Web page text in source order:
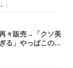
)
々販売→「クソ美
る」やっぱこのク